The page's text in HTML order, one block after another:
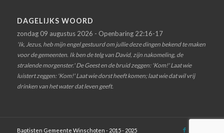
DAGELIJKS WOORD
zondag 09 augustus 2026 - Openbaring 22:16-17
'Ik, Jezus, heb mijn engel gestuurd om jullie deze dingen bekend te maken
voor de gemeenten. Ik ben de telg van David, zijn nakomeling, de
stralende morgenster.' De Geest en de bruid zeggen: 'Kom!' Laat wie
luistert zeggen: 'Kom!' Laat wie dorst heeft komen; laat wie dat wil vrij
drinken van het water dat leven geeft.
Baptisten Gemeente Winschoten - 2015 - 2025